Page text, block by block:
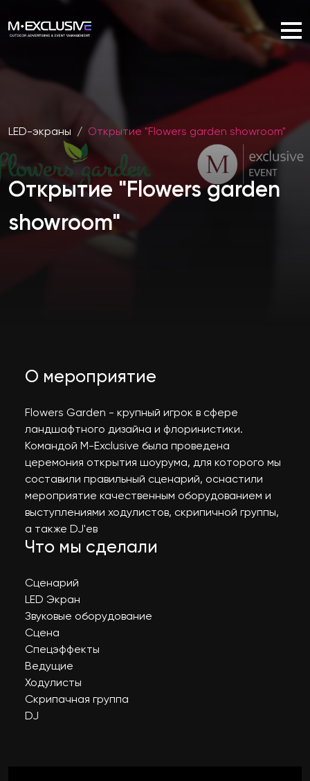
LED-экраны / Открытие "Flowers garden showroom"
Открытие "Flowers garden
showroom"
О мероприятие
Flowers Garden - крупный игрок в сфере
ландшафтного дизайна и флоринистики.
Командой M-Exclusive была проведена
церемония открытия шоурума, для которого мы
составили правильный сценарий, оснастили
мероприятие качественным оборудованием и
выступлениями ходулистов, скрипичной группы,
а также DJ'ев
Что мы сделали
Сценарий
LED Экран
Звуковые оборудование
Сцена
Спецэффекты
Ведущие
Ходулисты
Скрипачная группа
DJ